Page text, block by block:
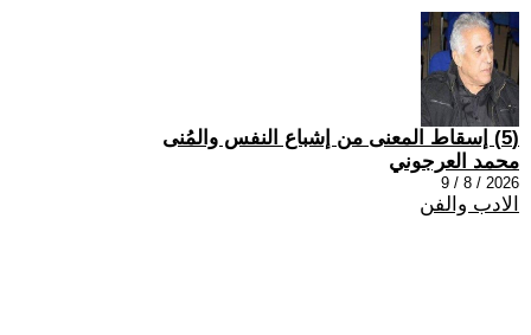
(5) إسقاط المعنى من إشباع النفس والمُنى
محمد العرجوني
2026 / 8 / 9
الادب والفن